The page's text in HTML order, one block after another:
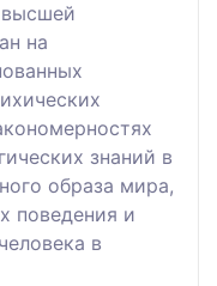
высшей
на
знаний в
образа мира,
поведения и
в